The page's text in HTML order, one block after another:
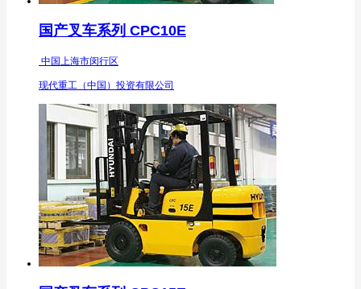
国产叉车系列 CPC10E
中国上海市闵行区
现代重工（中国）投资有限公司